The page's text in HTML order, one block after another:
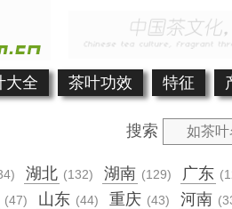
大全 茶叶功效 特征
搜索
湖北 (132) 湖南 (129) 广东
(47) 山东 (44) 重庆 (43) 河南